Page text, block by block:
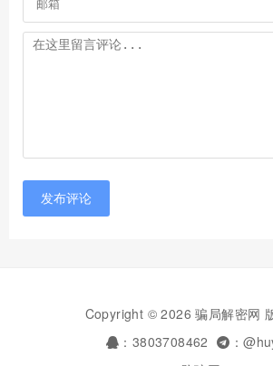
发布评论
Copyright © 2026 骗局解密网
：3803708462
：